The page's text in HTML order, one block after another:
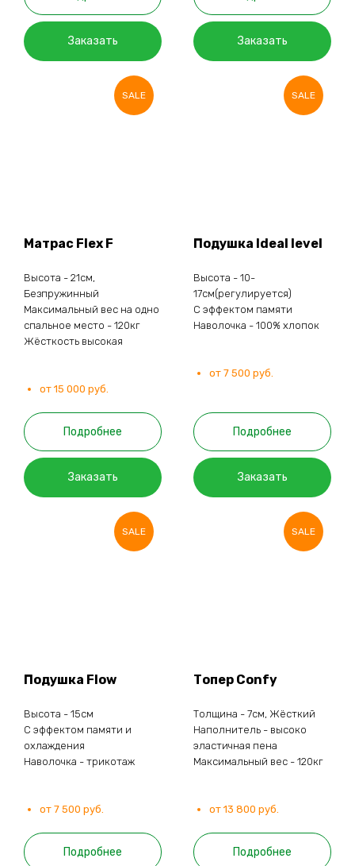
Заказать Заказать
SALE
Матрас Flex F
Высота - 21см,
Безпружинный
Максимальный вес на одно
спальное место - 120кг
Жёсткость высокая
от 15 000 руб.
Подробнее
Заказать
SALE
Подушка Ideal level
Высота - 10-
17см(регулируется)
С эффектом памяти
Наволочка - 100% хлопок
от 7 500 руб.
Подробнее
Заказать
SALE
Подушка Flow
Высота - 15см
С эффектом памяти и
охлаждения
Наволочка - трикотаж
от 7 500 руб.
Подробнее
SALE
Топер Confy
Толщина - 7см, Жёсткий
Наполнитель - высоко
эластичная пена
Максимальный вес - 120кг
от 13 800 руб.
Подробнее